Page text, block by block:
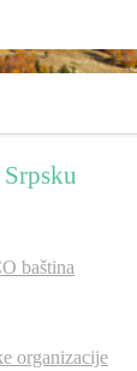
baština
organizacije